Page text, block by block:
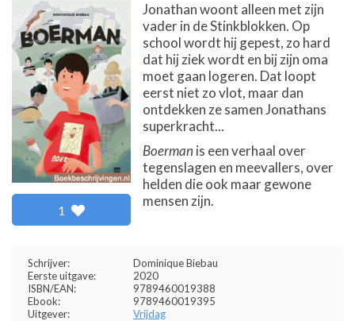
1
Jonathan woont alleen met zijn
vader in de Stinkblokken. Op
school wordt hij gepest, zo hard
dat hij ziek wordt en bij zijn oma
moet gaan logeren. Dat loopt
eerst niet zo vlot, maar dan
ontdekken ze samen Jonathans
superkracht...
Boerman is een verhaal over
tegenslagen en meevallers, over
helden die ook maar gewone
mensen zijn.
Schrijver:
Dominique Biebau
Eerste uitgave:
2020
ISBN/EAN:
9789460019388
Ebook:
9789460019395
Uitgever:
Vrijdag